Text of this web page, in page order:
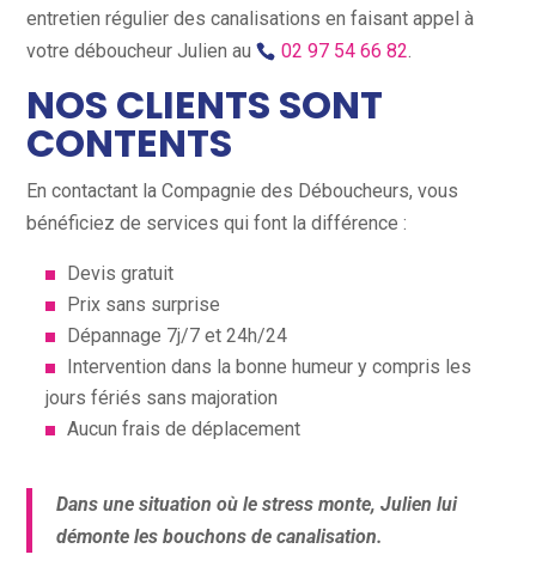
entretien régulier des canalisations en faisant appel à
votre déboucheur Julien au
02 97 54 66 82.
NOS CLIENTS SONT
CONTENTS
En contactant la Compagnie des Déboucheurs, vous
bénéficiez de services qui font la différence :
Devis gratuit
Prix sans surprise
Dépannage 7j/7 et 24h/24
Intervention dans la bonne humeur y compris les
jours fériés sans majoration
Aucun frais de déplacement
Dans une situation où le stress monte, Julien lui
démonte les bouchons de canalisation.